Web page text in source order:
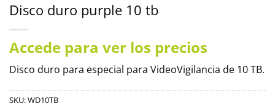
Disco duro purple 10 tb
Accede para ver los precios
Disco duro para especial para VideoVigilancia de 10 TB.
SKU:WD10TB